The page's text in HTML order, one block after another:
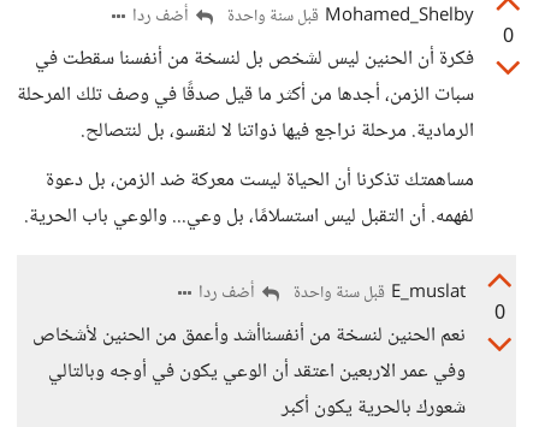
0
Mohamed_Shelby قبل سنة واحدة أضف ردا
فكرة أن الحنين ليس لشخص بل لنسخة من أنفسنا سقطت في
سبات الزمن، أجدها من أكثر ما قيل صدقًا في وصف تلك المرحلة
الرمادية. مرحلة نراجع فيها ذواتنا لا لنقسو، بل لنتصالح.
مساهمتك تذكرنا أن الحياة ليست معركة ضد الزمن، بل دعوة
لفهمه. أن التقبل ليس استسلامًا، بل وعي... والوعي باب الحرية.
0
E_muslat قبل سنة واحدة أضف ردا
نعم الحنين لنسخة من أنفسناأشد وأعمق من الحنين لأشخاص
وفي عمر الاربعين اعتقد أن الوعي يكون في أوجه وبالتالي
شعورك بالحرية يكون أكبر